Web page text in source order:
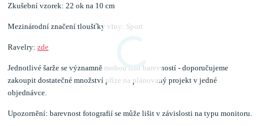
Zkušební vzorek: 22 ok na 10 cm
Mezinárodní značení tloušťky vlny: Sport
Ravelry:zde
Jednotlivé šarže se významně mohou lišit barevností - doporučujeme
zakoupit dostatečné množství příze na plánovaný projekt v jedné
objednávce.
Upozornění: barevnost fotografií se může lišit v závislosti na typu monitoru.